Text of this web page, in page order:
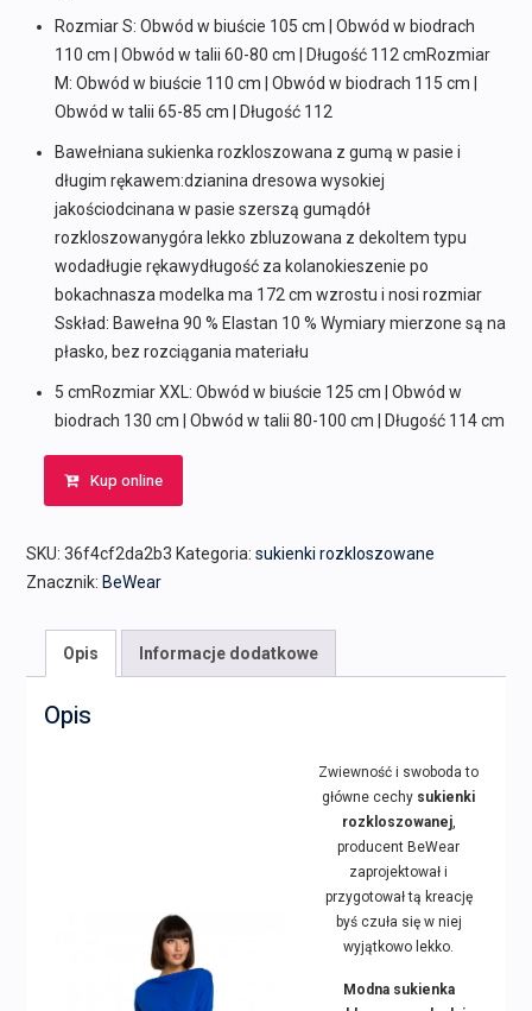
Rozmiar S: Obwód w biuście 105 cm | Obwód w biodrach
110 cm | Obwód w talii 60-80 cm | Długość 112 cmRozmiar
M: Obwód w biuście 110 cm | Obwód w biodrach 115 cm |
Obwód w talii 65-85 cm | Długość 112
Bawełniana sukienka rozkloszowana z gumą w pasie i
długim rękawem:dzianina dresowa wysokiej
jakościodcinana w pasie szerszą gumądół
rozkloszowanygóra lekko zbluzowana z dekoltem typu
wodadługie rękawydługość za kolanokieszenie po
bokachnasza modelka ma 172 cm wzrostu i nosi rozmiar
Sskład: Bawełna 90 % Elastan 10 % Wymiary mierzone są na
płasko, bez rozciągania materiału
5 cmRozmiar XXL: Obwód w biuście 125 cm | Obwód w
biodrach 130 cm | Obwód w talii 80-100 cm | Długość 114 cm
Kup online
SKU: 36f4cf2da2b3 Kategoria: sukienki rozkloszowane
Znacznik: BeWear
Opis Informacje dodatkowe
Opis
Zwiewność i swoboda to
główne cechy sukienki
rozkloszowanej,
producent BeWear
zaprojektował i
przygotował tą kreację
byś czuła się w niej
wyjątkowo lekko.
Modna sukienka